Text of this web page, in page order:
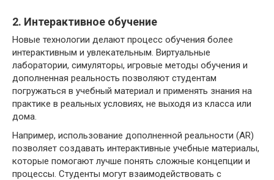
2. Интерактивное обучение
Новые технологии делают процесс обучения более
интерактивным и увлекательным. Виртуальные
лаборатории, симуляторы, игровые методы обучения и
дополненная реальность позволяют студентам
погружаться в учебный материал и применять знания на
практике в реальных условиях, не выходя из класса или
дома.
Например, использование дополненной реальности (AR)
позволяет создавать интерактивные учебные материалы,
которые помогают лучше понять сложные концепции и
процессы. Студенты могут взаимодействовать с